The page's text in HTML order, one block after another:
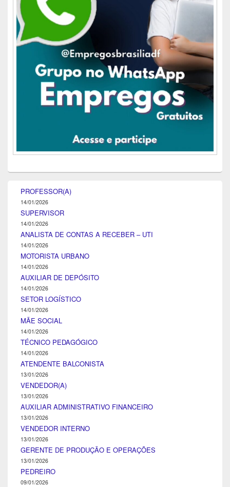
PROFESSOR(A)
14/01/2026
SUPERVISOR
14/01/2026
ANALISTA DE CONTAS A RECEBER – UTI
14/01/2026
MOTORISTA URBANO
14/01/2026
AUXILIAR DE DEPÓSITO
14/01/2026
SETOR LOGÍSTICO
14/01/2026
MÃE SOCIAL
14/01/2026
TÉCNICO PEDAGÓGICO
14/01/2026
ATENDENTE BALCONISTA
13/01/2026
VENDEDOR(A)
13/01/2026
AUXILIAR ADMINISTRATIVO FINANCEIRO
13/01/2026
VENDEDOR INTERNO
13/01/2026
GERENTE DE PRODUÇÃO E OPERAÇÕES
13/01/2026
PEDREIRO
09/01/2026